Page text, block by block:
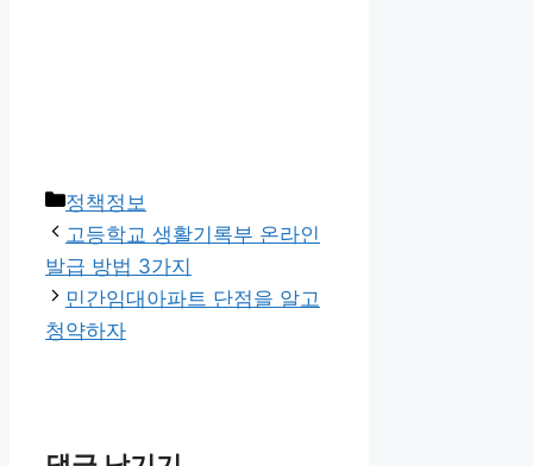
카
테
고
리
정책정보
고등학교 생활기록부 온라인
발급 방법 3가지
민간임대아파트 단점을 알고
청약하자